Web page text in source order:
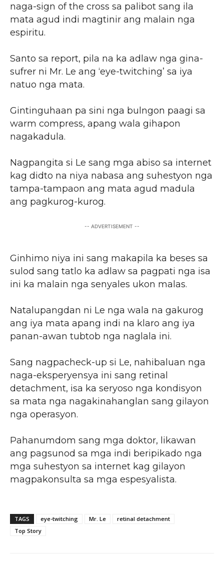
naga-sign of the cross sa palibot sang ila
mata agud indi magtinir ang malain nga
espiritu.
Santo sa report, pila na ka adlaw nga gina-
sufrer ni Mr. Le ang ‘eye-twitching’ sa iya
natuo nga mata.
Gintinguhaan pa sini nga bulngon paagi sa
warm compress, apang wala gihapon
nagakadula.
Nagpangita si Le sang mga abiso sa internet
kag didto na niya nabasa ang suhestyon nga
tampa-tampaon ang mata agud madula
ang pagkurog-kurog.
-- ADVERTISEMENT --
Ginhimo niya ini sang makapila ka beses sa
sulod sang tatlo ka adlaw sa pagpati nga isa
ini ka malain nga senyales ukon malas.
Natalupangdan ni Le nga wala na gakurog
ang iya mata apang indi na klaro ang iya
panan-awan tubtob nga naglala ini.
Sang nagpacheck-up si Le, nahibaluan nga
naga-eksperyensya ini sang retinal
detachment, isa ka seryoso nga kondisyon
sa mata nga nagakinahanglan sang gilayon
nga operasyon.
Pahanumdom sang mga doktor, likawan
ang pagsunod sa mga indi beripikado nga
mga suhestyon sa internet kag gilayon
magpakonsulta sa mga espesyalista.
TAGS eye-twitching Mr. Le
retinal detachment
Top Story